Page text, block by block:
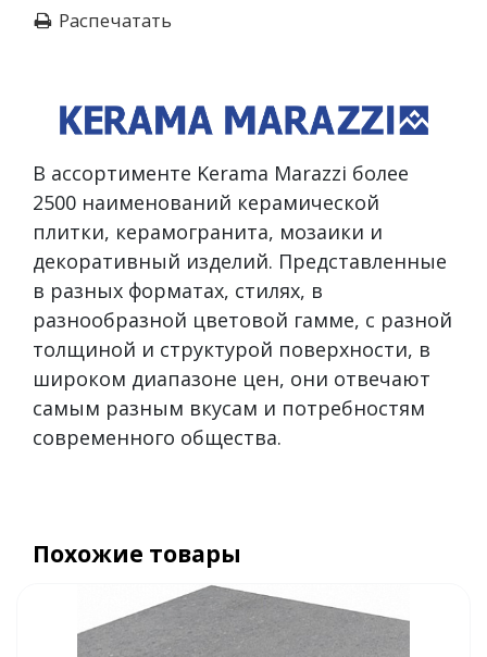
Распечатать
В ассортименте Kerama Marazzi более
2500 наименований керамической
плитки, керамогранита, мозаики и
декоративный изделий. Представленные
в разных форматах, стилях, в
разнообразной цветовой гамме, с разной
толщиной и структурой поверхности, в
широком диапазоне цен, они отвечают
самым разным вкусам и потребностям
современного общества.
Похожие товары